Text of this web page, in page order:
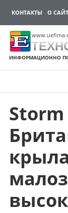
КОНТАКТЫ О
ИНФОРМАЦИОННО
Перейти
содержимому
Storm